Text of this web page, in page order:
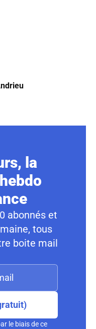
la
abonnés et
tous
boite mail
le biais de ce